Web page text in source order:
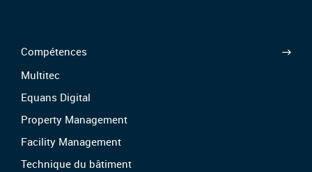
Compétences
Multitec
Equans Digital
Property Management
Facility Management
Technique du bâtiment